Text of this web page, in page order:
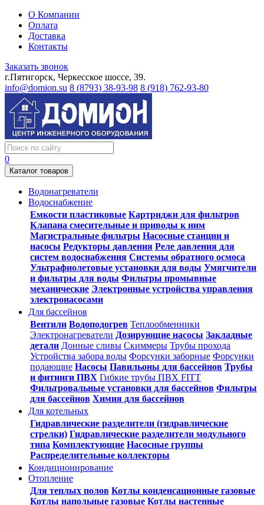
О Компании
Оплата
Доставка
Контакты
Заказать звонок
г.Пятигорск, Черкесское шоссе, 39.
info@domion.su 8 (8793) 38-93-98 8 (918) 762-93-80
0
Каталог товаров
Водонагреватели
Водоснабжение
Емкости пластиковые Картриджи для фильтров
Клапана смесительные и приводы к ним
Магистральные фильтры Насосные станции и
насосы Редукторы давления Реле давления для
систем водоснабжения Системы обратного осмоса
Ультрафиолетовые установки для воды Умягчители
и фильтры для воды Фильтры промывные
механические Электронные устройства управления
электронасосами
Для бассейнов
Вентили Водоподогрев Теплообменники
Электронагреватели Дозирующие насосы Закладные
детали Донные сливы Скиммеры Трубы прохода
Устройства забора воды Форсунки заборные Форсунки
подающие Насосы Павильоны для бассейнов Трубы
и фитинги ПВХ Гибкие трубы ПВХ FITT
Фильтровальные установки для бассейнов Фильтры
для бассейнов Химия для бассейнов
Для котельных
Гидравлические разделители (гидравлические
стрелки) Гидравлические разделители модульного
типа Комплектующие Насосные группы
Распределительные коллекторы
Кондиционирование
Отопление
Для теплых полов Котлы конденсационные газовые
Котлы напольные газовые Котлы настенные